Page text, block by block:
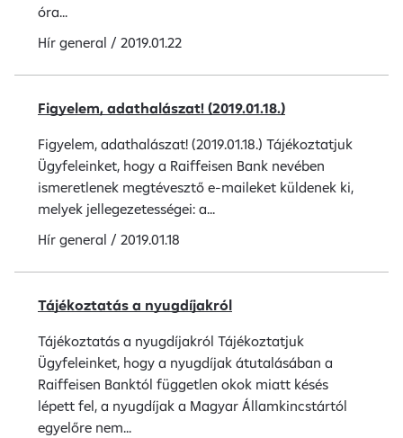
óra...
Hír general / 2019.01.22
Figyelem, adathalászat! (2019.01.18.)
Figyelem, adathalászat! (2019.01.18.) Tájékoztatjuk
Ügyfeleinket, hogy a Raiffeisen Bank nevében
ismeretlenek megtévesztő e-maileket küldenek ki,
melyek jellegezetességei: a...
Hír general / 2019.01.18
Tájékoztatás a nyugdíjakról
Tájékoztatás a nyugdíjakról Tájékoztatjuk
Ügyfeleinket, hogy a nyugdíjak átutalásában a
Raiffeisen Banktól független okok miatt késés
lépett fel, a nyugdíjak a Magyar Államkincstártól
egyelőre nem...